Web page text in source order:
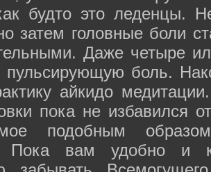
будто это леденцы.
затем головные боли
Даже четыре
пульсирующую боль.
айкидо
пока не избавился
подобным
Пока вам удобно и